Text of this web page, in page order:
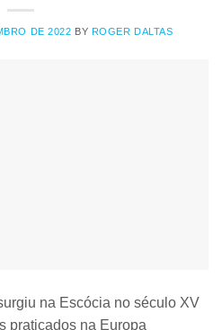
DE 2022 BY ROGER DALTAS
na Escócia no século XV
praticados na Europa